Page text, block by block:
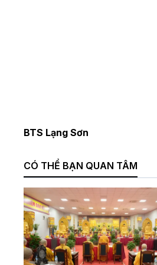
BTS Lạng Sơn
CÓ THỂ BẠN QUAN TÂM